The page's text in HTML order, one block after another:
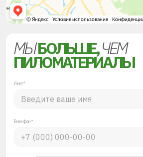
МЫБОЛЬШЕ,ЧЕМ
ПИЛОМАТЕРИАЛЫ
Имя*
Телефон*